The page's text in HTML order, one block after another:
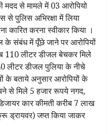
मदद से मामले में 03 आरोपियो
पुलिस अभिरक्षा में लिया
कारित करना स्वीकार किया ।
के संबंध में पूँछे जाने पर आरोपियों
110 लीटर डीजल बेचकर मिले
लीटर डीजल पुलिया के नीचे
के बताये अनुसार आरोपियों के
से मिले 5 हजार रूपये नगद,
कार कीमती करीब 7 लाख
जप्त किया जाकर